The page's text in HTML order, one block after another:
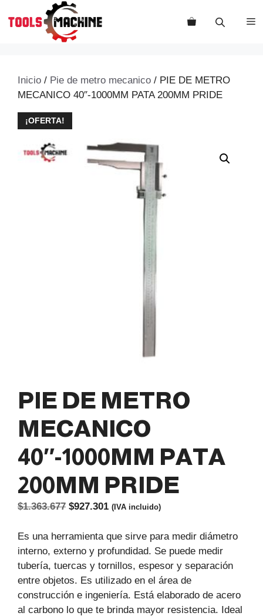
Inicio / Pie de metro mecanico / PIE DE METRO
MECANICO 40″-1000MM PATA 200MM PRIDE
¡OFERTA!
PIE DE METRO
MECANICO
40″-1000MM PATA
200MM PRIDE
$1.363.677 El
original
era:
$1.363.677.
$927.301El
actual
es:
$927.301.
(IVA incluido)
Es una herramienta que sirve para medir diámetro
interno, externo y profundidad. Se puede medir
tubería, tuercas y tornillos, espesor y separación
entre objetos. Es utilizado en el área de
construcción e ingeniería. Está elaborado de acero
al carbono lo que te brinda mayor resistencia. Ideal